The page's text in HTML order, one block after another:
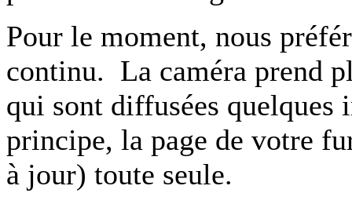
Pour le moment, nous
continu. La caméra prend
qui sont diffusées quelques
principe, la page de votre
à jour) toute seule.